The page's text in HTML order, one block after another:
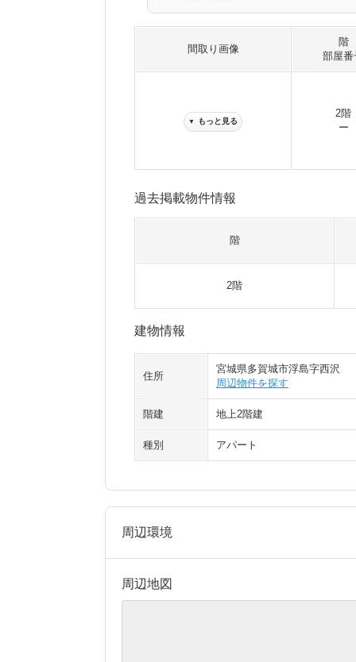
間取り画像
階
部屋番
▼ もっと見る
2階
ー
過去掲載物件情報
階
2階
建物情報
住所
宮城県多賀城市浮島字西沢
周辺物件を探す
階建 地上2階建
種別 アパート
周辺環境
周辺地図